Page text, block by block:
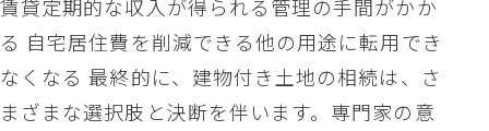
賃貸定期的な収入が得られる管理の手間がかか
る 自宅居住費を削減できる他の用途に転用でき
なくなる 最終的に、建物付き土地の相続は、さ
まざまな選択肢と決断を伴います。専門家の意